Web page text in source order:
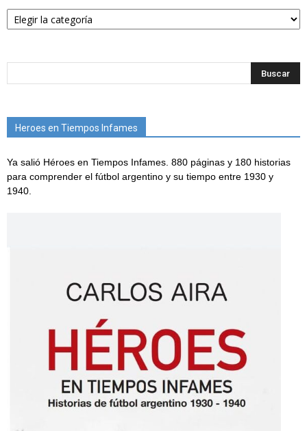
Categorías
Heroes en Tiempos Infames
Ya salió Héroes en Tiempos Infames. 880 páginas y 180 historias
para comprender el fútbol argentino y su tiempo entre 1930 y
1940.